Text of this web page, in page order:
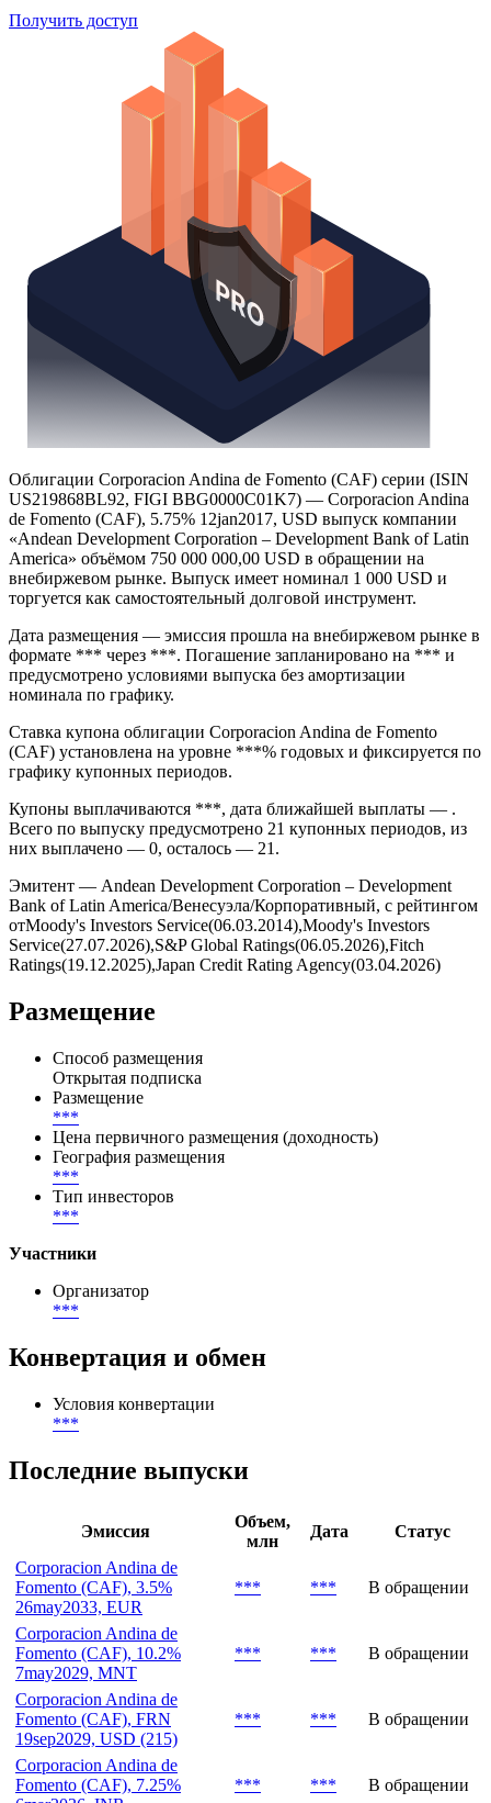
Получить доступ
Облигации Corporacion Andina de Fomento (CAF) серии (ISIN
US219868BL92, FIGI BBG0000C01K7) — Corporacion Andina
de Fomento (CAF), 5.75% 12jan2017, USD выпуск компании
«Andean Development Corporation – Development Bank of Latin
America» объёмом 750 000 000,00 USD в обращении на
внебиржевом рынке. Выпуск имеет номинал 1 000 USD и
торгуется как самостоятельный долговой инструмент.
Дата размещения — эмиссия прошла на внебиржевом рынке в
формате *** через ***. Погашение запланировано на *** и
предусмотрено условиями выпуска без амортизации
номинала по графику.
Ставка купона облигации Corporacion Andina de Fomento
(CAF) установлена на уровне ***% годовых и фиксируется по
графику купонных периодов.
Купоны выплачиваются ***, дата ближайшей выплаты — .
Всего по выпуску предусмотрено 21 купонных периодов, из
них выплачено — 0, осталось — 21.
Эмитент — Andean Development Corporation – Development
Bank of Latin America/Венесуэла/Корпоративный, с рейтингом
отMoody's Investors Service(06.03.2014),Moody's Investors
Service(27.07.2026),S&P Global Ratings(06.05.2026),Fitch
Ratings(19.12.2025),Japan Credit Rating Agency(03.04.2026)
Размещение
Способ размещения
Открытая подписка
Размещение
***
Цена первичного размещения (доходность)
География размещения
***
Тип инвесторов
***
Участники
Организатор
***
Конвертация и обмен
Условия конвертации
***
Последние выпуски
Эмиссия
Объем,
млн
Дата
Статус
Corporacion Andina de
Fomento (CAF), 3.5%
26may2033, EUR
*** *** В обращении
Corporacion Andina de
Fomento (CAF), 10.2%
7may2029, MNT
*** *** В обращении
Corporacion Andina de
Fomento (CAF), FRN
19sep2029, USD (215)
*** *** В обращении
Corporacion Andina de
Fomento (CAF), 7.25%
*** *** В обращении